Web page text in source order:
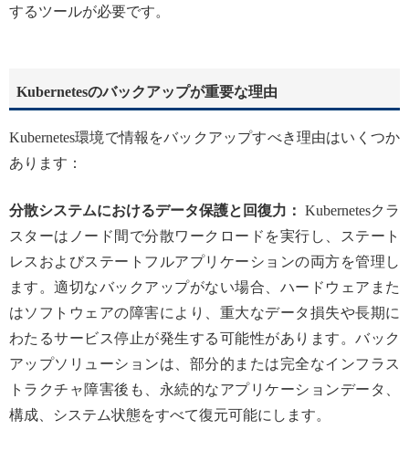
するツールが必要です。
Kubernetesのバックアップが重要な理由
Kubernetes環境で情報をバックアップすべき理由はいくつか
あります：
分散システムにおけるデータ保護と回復力： Kubernetesクラ
スターはノード間で分散ワークロードを実行し、ステート
レスおよびステートフルアプリケーションの両方を管理し
ます。適切なバックアップがない場合、ハードウェアまた
はソフトウェアの障害により、重大なデータ損失や長期に
わたるサービス停止が発生する可能性があります。バック
アップソリューションは、部分的または完全なインフラス
トラクチャ障害後も、永続的なアプリケーションデータ、
構成、システム状態をすべて復元可能にします。